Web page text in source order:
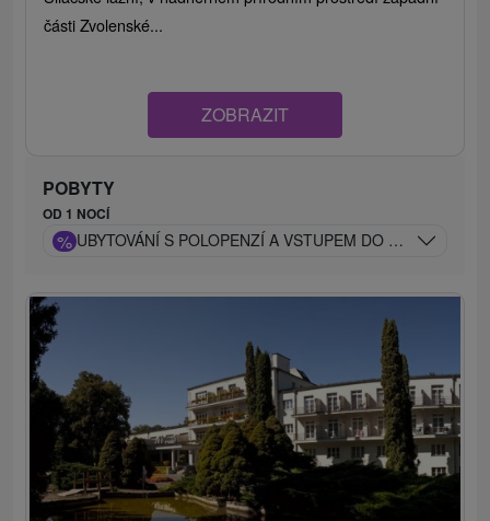
části Zvolenské...
ZOBRAZIT
POBYTY
OD 1 NOCÍ
% UBYTOVÁNÍ S POLOPENZÍ A VSTUPEM DO WELLNESS